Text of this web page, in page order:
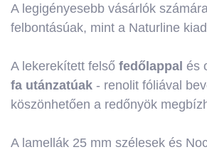
A legigényesebb vásárlók
felbontásúak, mint a Naturline
A lekerekített felső fedőlappal és
fa utánzatúak - renolit fóliával
köszönhetően a redőnyök
A lamellák 25 mm szélesek és